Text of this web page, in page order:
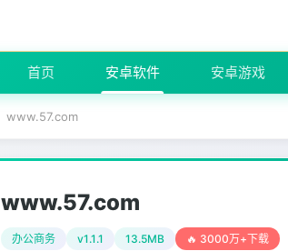
首页 安卓软件 安卓游戏
www.57.com
www.57.com
办公商务 v1.1.1 13.5MB 🔥 3000万+下载